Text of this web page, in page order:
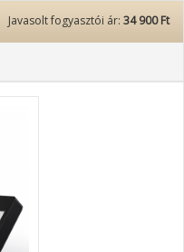
Javasolt fogyasztói ár: 34 900 Ft